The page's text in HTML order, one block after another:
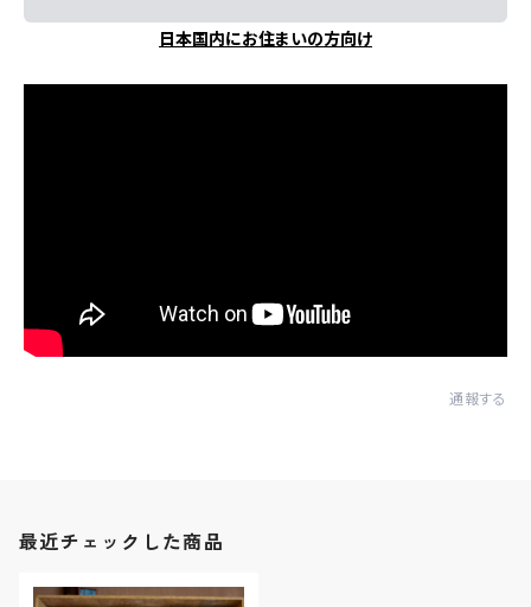
日本国内にお住まいの方向け
通報する
最近チェックした商品